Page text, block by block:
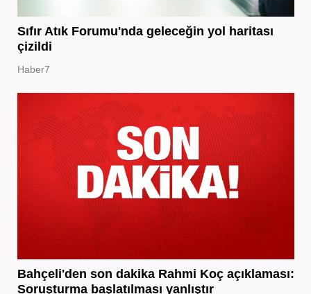
Sıfır Atık Forumu'nda geleceğin yol haritası
çizildi
Haber7
Bahçeli'den son dakika Rahmi Koç açıklaması:
Soruşturma başlatılması yanlıştır